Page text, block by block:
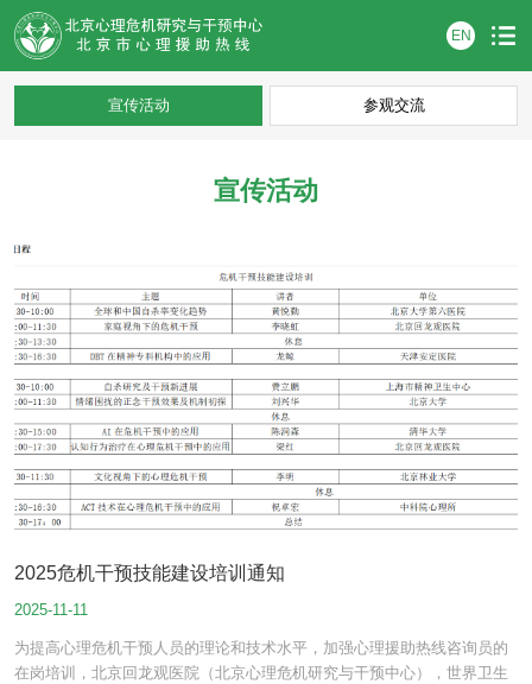
EN
宣传活动 参观交流
宣传活动
2025危机干预技能建设培训通知
2025-11-11
为提高心理危机干预人员的理论和技术水平，加强心理援助热线咨询员的
在岗培训，北京回龙观医院（北京心理危机研究与干预中心），世界卫生